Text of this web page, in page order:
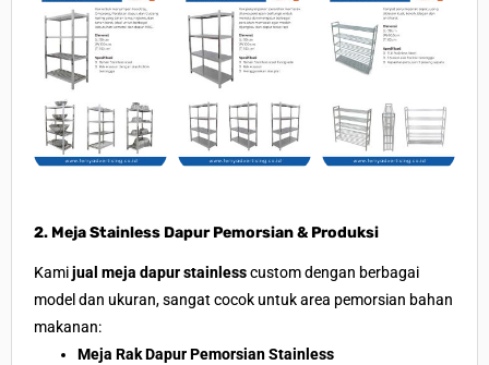
2. Meja Stainless Dapur Pemorsian & Produksi
Kamijual meja dapur stainlesscustom dengan berbagai
model dan ukuran, sangat cocok untuk area pemorsian bahan
makanan:
Meja Rak Dapur Pemorsian Stainless